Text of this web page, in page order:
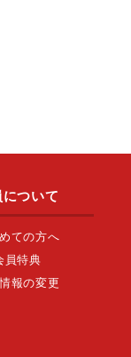
について
ての方へ
員特典
報の変更